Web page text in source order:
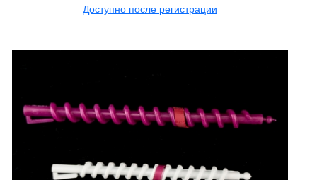
Доступно после регистрации